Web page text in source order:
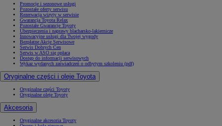
Promocje i sezonowe usługi
Pozostałe oferty serwisu
Rezerwacja wizyty w serwisie
Gwarancja Toyota Relax
Pozostałe Gwarancje Toyoty
Ubezpieczenia i naprawy blacharsko-lakiernicze
Innowacyjne usługi dla Twojej wygody
Bezpłatne Akcje Serwisowe
Serwis Dobrych Cen
Serwis w ASO się opłaca
Dostęp do informacji serwisowych
Wykaz wydanych zaświadczeń o odbytym szkoleniu (pdf)
Oryginalne części i oleje Toyota
Oryginalne części Toyoty
Oryginalne oleje Toyoty
Akcesoria
Oryginalne akcesoria Toyoty